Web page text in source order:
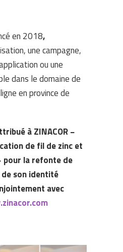
en 2018,
une campagne,
ou une
dans le domaine de
en province de
à ZINACOR −
de fil de zinc et
pour la refonte de
son identité
avec